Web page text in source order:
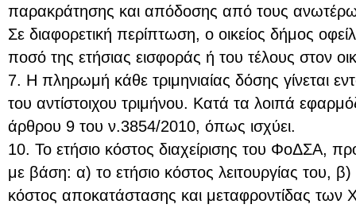
παρακράτησης και απόδοσης από τους
Σε διαφορετική περίπτωση, ο οικείος δήμος
ποσό της ετήσιας εισφοράς ή του τέλους στον
7. Η πληρωμή κάθε τριμηνιαίας δόσης γίνεται
του αντίστοιχου τριμήνου. Κατά τα λοιπά
άρθρου 9 του ν.3854/2010, όπως ισχύει.
10. Το ετήσιο κόστος διαχείρισης του ΦοΔΣΑ,
με βάση: α) το ετήσιο κόστος λειτουργίας του,
κόστος αποκατάστασης και μεταφροντίδας